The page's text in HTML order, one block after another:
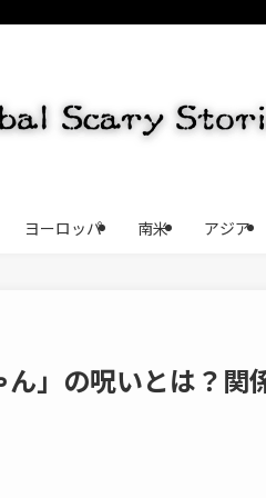
ヨーロッパ 南米 アジア
ん」の呪いとは？